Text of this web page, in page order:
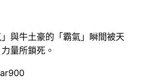
與牛土豪的「霸氣」瞬間被天
量所鎖死。